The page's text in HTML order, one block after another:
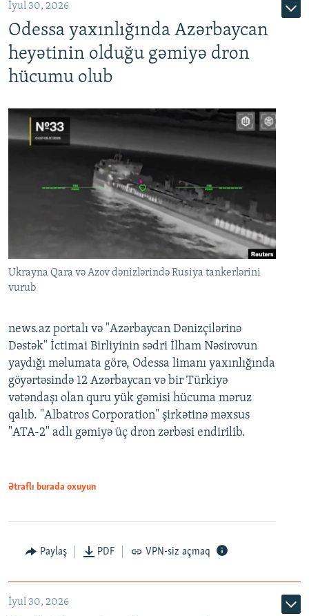
İyul 30, 2026
Odessa yaxınlığında Azərbaycan
heyətinin olduğu gəmiyə dron
hücumu olub
Ukrayna Qara və Azov dənizlərində Rusiya tankerlərini
vurub
news.az portalı və "Azərbaycan Dənizçilərinə
Dəstək" İctimai Birliyinin sədri İlham Nəsirovun
yaydığı məlumata görə, Odessa limanı yaxınlığında
göyərtəsində 12 Azərbaycan və bir Türkiyə
vətəndaşı olan quru yük gəmisi hücuma məruz
qalıb. "Albatros Corporation" şirkətinə məxsus
"ATA-2" adlı gəmiyə üç dron zərbəsi endirilib.
Ətraflı burada oxuyun
Paylaş PDF VPN-siz açmaq
İyul 30, 2026